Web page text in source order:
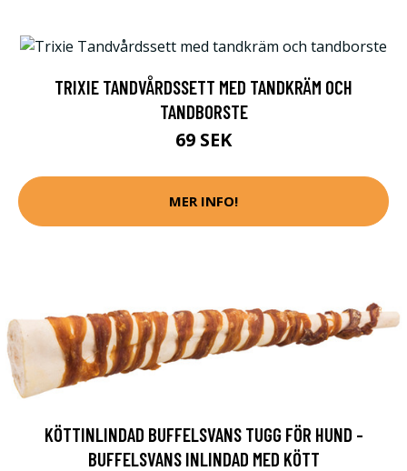
TRIXIE TANDVÅRDSSETT MED TANDKRÄM OCH
TANDBORSTE
69 SEK
MER INFO!
KÖTTINLINDAD BUFFELSVANS TUGG FÖR HUND -
BUFFELSVANS INLINDAD MED KÖTT